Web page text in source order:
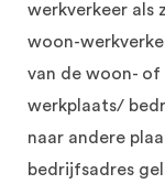
werkverkeer als
woon-
van de woon- of
werkplaats/
naar andere
bedrijfsadres